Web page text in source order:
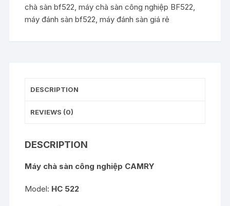
chà sàn bf522,máy chà sàn công nghiệp BF522,
máy đánh sàn bf522,máy đánh sàn giá rẻ
DESCRIPTION
REVIEWS (0)
DESCRIPTION
Máy chà sàn công nghiệp CAMRY
Model: HC 522